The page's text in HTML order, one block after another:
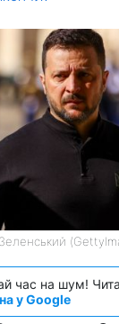
час на шум!
у Google